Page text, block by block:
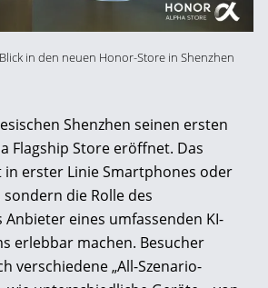
in den neuen Honor-Store in Shenzhen
Shenzhen seinen ersten
Flagship Store eröffnet. Das
in erster Linie Smartphones oder
die Rolle des
eines umfassenden KI-
erlebbar machen. Besucher
verschiedene „All-Szenario-